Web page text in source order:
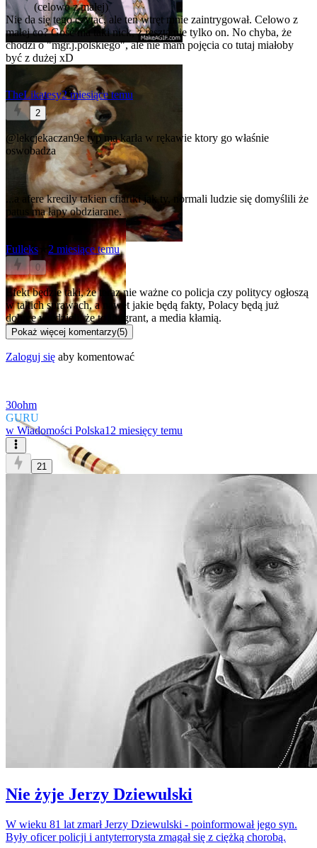
(celowo z małej)
Nie da się tego czytać, ale ten wtręt mnie zaintrygował. Celowo z
małej co? Gość ma taki nick, z resztą nie tylko on. No chyba, że
chodzi o "mgr.j.polskiego", ale nie mam pojęcia co tutaj miałoby
być z dużej xD
TheLikatesy2 miesiące temu
2
@lekcjekaczan9etyp ma karła w rękawie ktory go właśnie
oswobadza
...a afere krecily takien cfiartki jak ty, normali ludzie się domyślili że
patus ma łapy obdziarane.
Fulleks 2 miesiące temu
0
Efekt będzie taki, że teraz nie ważne co policja czy politycy ogłoszą
w takich sprawach, a nawet jakie będą fakty, Polacy będą już
dobrze wiedzieli, że to imigrant, a media kłamią.
Pokaż więcej komentarzy(5)
Zaloguj się aby komentować
30ohm
GURU
w Wiadomości Polska12 miesięcy temu
21
Nie żyje Jerzy Dziewulski
W wieku 81 lat zmarł Jerzy Dziewulski - poinformował jego syn.
Były oficer policji i antyterrorysta zmagał się z ciężką chorobą.